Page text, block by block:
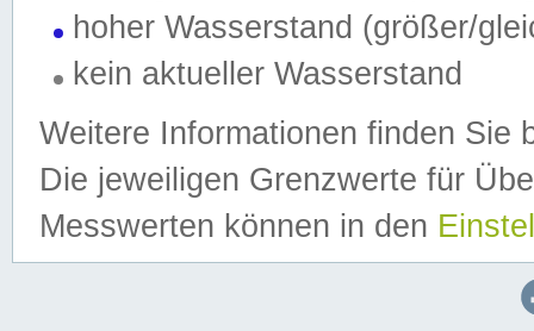
hoher Wasserstand (größer/
kein aktueller Wasserstand
Weitere Informationen finden Sie
Die jeweiligen Grenzwerte für
Messwerten können in den